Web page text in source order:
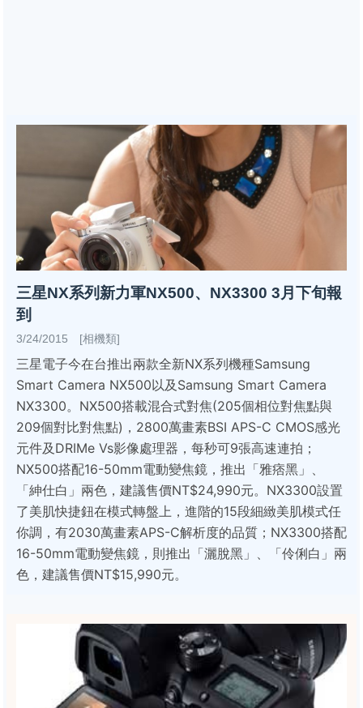
三星NX系列新力軍NX500、NX3300 3月下旬報
到
3/24/2015 [相機類]
三星電子今在台推出兩款全新NX系列機種Samsung
Smart Camera NX500以及Samsung Smart Camera
NX3300。NX500搭載混合式對焦(205個相位對焦點與
209個對比對焦點)，2800萬畫素BSI APS-C CMOS感光
元件及DRIMe Vs影像處理器，每秒可9張高速連拍；
NX500搭配16-50mm電動變焦鏡，推出「雅痞黑」、
「紳仕白」兩色，建議售價NT$24,990元。NX3300設置
了美肌快捷鈕在模式轉盤上，進階的15段細緻美肌模式任
你調，有2030萬畫素APS-C解析度的品質；NX3300搭配
16-50mm電動變焦鏡，則推出「灑脫黑」、「伶俐白」兩
色，建議售價NT$15,990元。